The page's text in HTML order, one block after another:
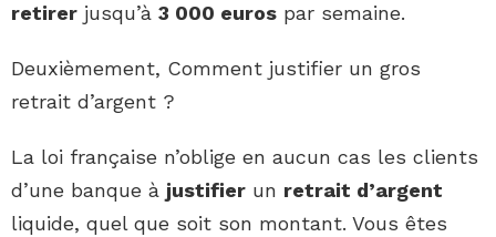
retirer jusqu’à 3 000 euros par semaine.
Deuxièmement, Comment justifier un gros
retrait d’argent ?
La loi française n’oblige en aucun cas les clients
d’une banque à justifier un retrait d’argent
liquide, quel que soit son montant. Vous êtes